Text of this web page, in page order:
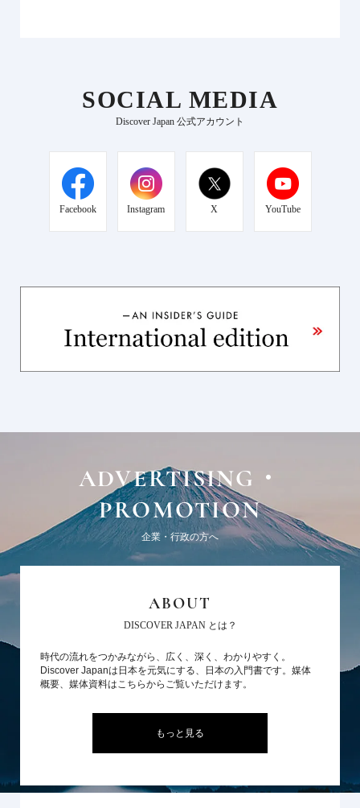
SOCIAL MEDIA
Discover Japan 公式アカウント
Facebook Instagram X YouTube
ADVERTISING・
PROMOTION
企業・行政の方へ
ABOUT
DISCOVER JAPAN とは？
時代の流れをつかみながら、広く、深く、わかりやすく。
Discover Japanは日本を元気にする、日本の入門書です。媒体
概要、媒体資料はこちらからご覧いただけます。
もっと見る